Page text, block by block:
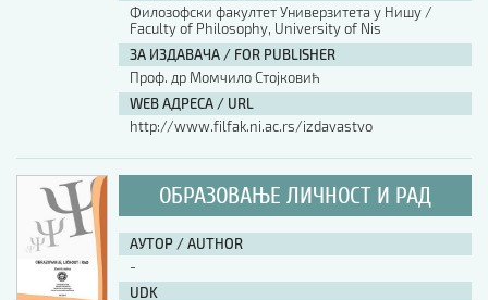
Филозофски факултет Универзитета у Нишу /
Faculty of Philosophy, University of Nis
ЗА ИЗДАВАЧА / FOR PUBLISHER
Проф. др Момчило Стојковић
WEB АДРЕСА / URL
http://www.filfak.ni.ac.rs/izdavastvo
ОБРАЗОВАЊЕ ЛИЧНОСТ И РАД
АУТОР / AUTHOR
-
UDK